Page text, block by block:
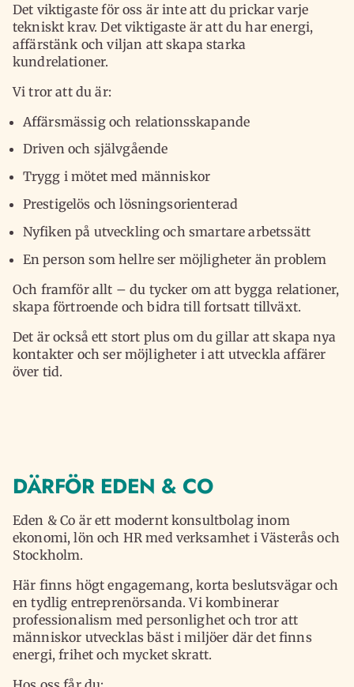
Det viktigaste för oss är inte att du prickar varje
tekniskt krav. Det viktigaste är att du har energi,
affärstänk och viljan att skapa starka
kundrelationer.
Vi tror att du är:
Affärsmässig och relationsskapande
Driven och självgående
Trygg i mötet med människor
Prestigelös och lösningsorienterad
Nyfiken på utveckling och smartare arbetssätt
En person som hellre ser möjligheter än problem
Och framför allt – du tycker om att bygga relationer,
skapa förtroende och bidra till fortsatt tillväxt.
Det är också ett stort plus om du gillar att skapa nya
kontakter och ser möjligheter i att utveckla affärer
över tid.
DÄRFÖR EDEN & CO
Eden & Co är ett modernt konsultbolag inom
ekonomi, lön och HR med verksamhet i Västerås och
Stockholm.
Här finns högt engagemang, korta beslutsvägar och
en tydlig entreprenörsanda. Vi kombinerar
professionalism med personlighet och tror att
människor utvecklas bäst i miljöer där det finns
energi, frihet och mycket skratt.